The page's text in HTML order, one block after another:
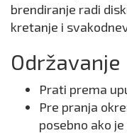
brendiranje radi
kretanje i
Održavanje
Prati prema
Pre pranja
posebno ako